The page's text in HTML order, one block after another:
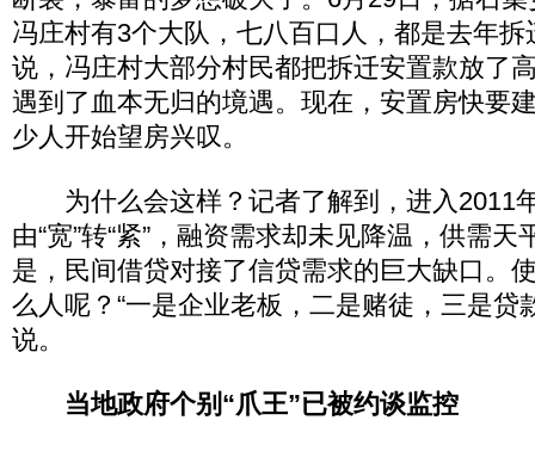
冯庄村有3个大队，七八百口人，都是去年
说，冯庄村大部分村民都把拆迁安置款放了
遇到了血本无归的境遇。现在，安置房快要
少人开始望房兴叹。
为什么会这样？记者了解到，进入2011
由“宽”转“紧”，融资需求却未见降温，供需
是，民间借贷对接了信贷需求的巨大缺口。
么人呢？“一是企业老板，二是赌徒，三是贷
说。
当地政府个别“爪王”已被约谈监控